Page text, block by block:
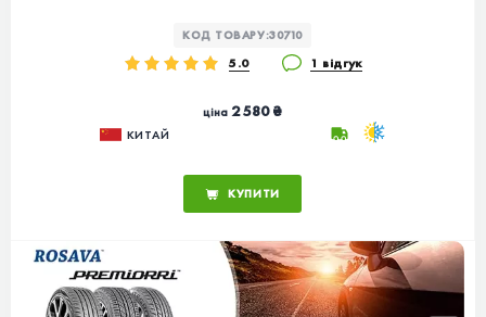
КОД ТОВАРУ:30710
5.0 1 відгук
ціна 2 580 ₴
КИТАЙ
КУПИТИ